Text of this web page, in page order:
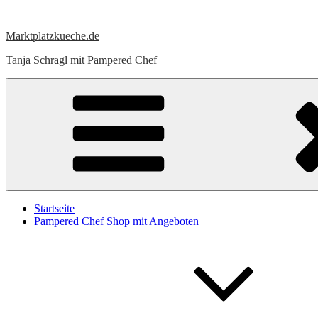
springen
Marktplatzkueche.de
Tanja Schragl mit Pampered Chef
Startseite
Pampered Chef Shop mit Angeboten